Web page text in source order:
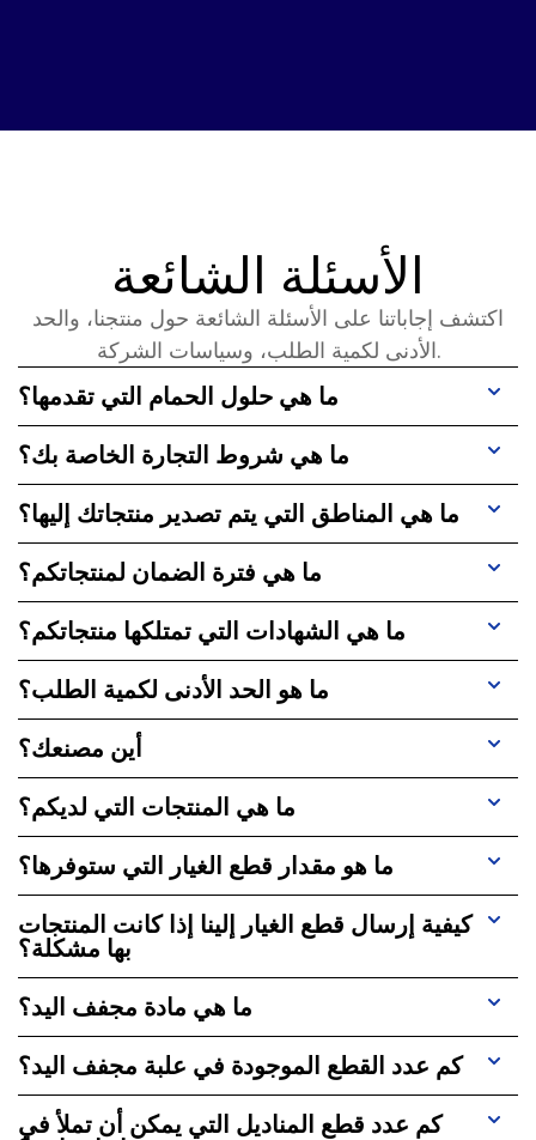
الأسئلة الشائعة
اكتشف إجاباتنا على الأسئلة الشائعة حول منتجنا، والحد
الأدنى لكمية الطلب، وسياسات الشركة.
ما هي حلول الحمام التي تقدمها؟
ما هي شروط التجارة الخاصة بك؟
ما هي المناطق التي يتم تصدير منتجاتك إليها؟
ما هي فترة الضمان لمنتجاتكم؟
ما هي الشهادات التي تمتلكها منتجاتكم؟
ما هو الحد الأدنى لكمية الطلب؟
أين مصنعك؟
ما هي المنتجات التي لديكم؟
ما هو مقدار قطع الغيار التي ستوفرها؟
كيفية إرسال قطع الغيار إلينا إذا كانت المنتجات
بها مشكلة؟
ما هي مادة مجفف اليد؟
كم عدد القطع الموجودة في علبة مجفف اليد؟
كم عدد قطع المناديل التي يمكن أن تملأ في